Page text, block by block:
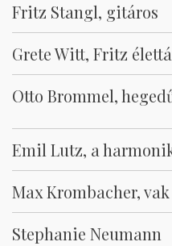
Fritz Stangl, gitáros
Grete Witt, Fritz
Otto Brommel,
Emil Lutz, a
Max Krombacher,
Stephanie Neumann